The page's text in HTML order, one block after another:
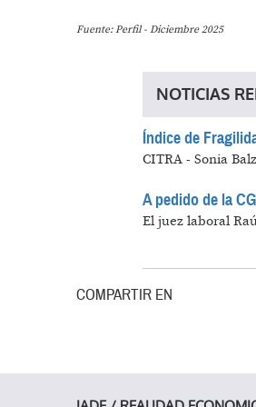
Fuente: Perfil - Diciembre 2025
NOTICIAS
Índice de
CITRA - Sonia
A pedido de la
El juez laboral
COMPARTIR EN